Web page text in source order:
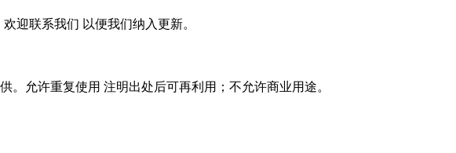
迎联系我们 以便我们纳入更新。
。允许重复使用 注明出处后可再利用；不允许商业用途。